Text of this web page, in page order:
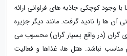
اما با وجود کوچکی جاذبه های فراوانی ارائه
ها را نادید گرفت. مانند دیگر جزیره
گران (در واقع بسیار گران) محسوب می
نباشد. هتل ها، غذاها و فعالیت